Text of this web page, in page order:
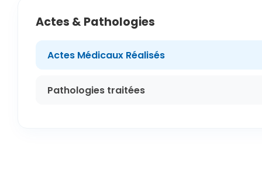
Actes & Pathologies
Actes Médicaux Réalisés
Pathologies traitées